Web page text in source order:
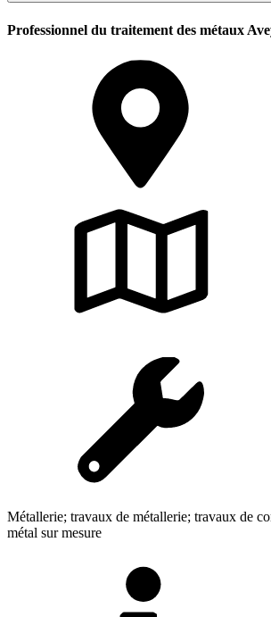
Professionnel du traitement des métaux
Métallerie; travaux de métallerie; travaux de
métal sur mesure